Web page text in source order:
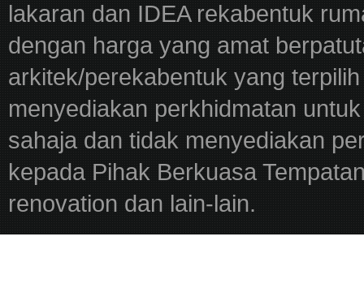
lakaran dan IDEA rekabentuk
dengan harga yang amat
arkitek/perekabentuk yang
menyediakan perkhidmatan
sahaja dan tidak menyediakan
kepada Pihak Berkuasa
renovation dan lain-lain.